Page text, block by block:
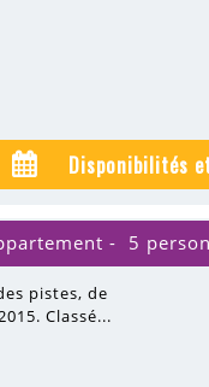
Disponibilités
5
pistes, de
Classé...